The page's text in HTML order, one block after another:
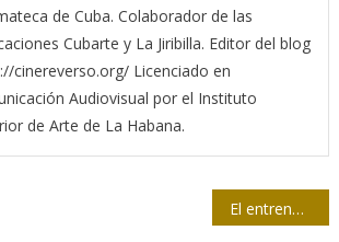
de Cuba. Colaborador de las
Cubarte y La Jiribilla. Editor del blog
cinereverso.org/ Licenciado en
Audiovisual por el Instituto
de Arte de La Habana.
El entrenamiento de los algoritmos… y las prisas